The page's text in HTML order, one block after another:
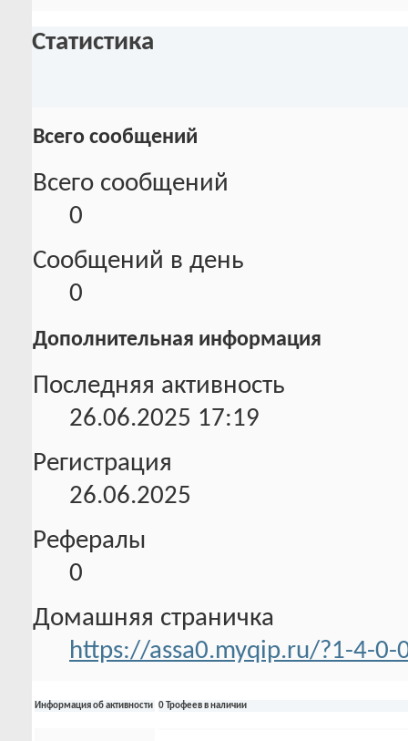
Статистика
Всего сообщений
Всего сообщений
0
Сообщений в день
0
Дополнительная информация
Последняя активность
26.06.2025 17:19
Регистрация
26.06.2025
Рефералы
0
Домашняя страничка
https://assa0.myqip.ru/?1-4-
Информация об активности 0 Трофеев в наличии